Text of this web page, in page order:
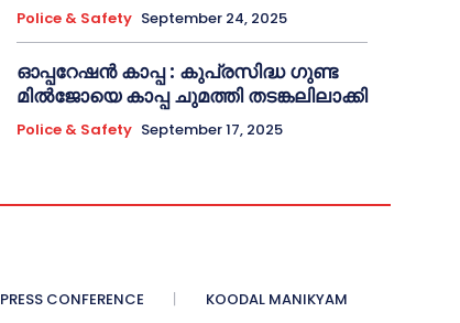
Police & Safety September 24, 2025
ഓപ്പറേഷൻ കാപ്പ : കുപ്രസിദ്ധ ഗുണ്ട
മിൽജോയെ കാപ്പ ചുമത്തി തടങ്കലിലാക്കി
Police & Safety September 17, 2025
PRESS CONFERENCE KOODAL MANIKYAM